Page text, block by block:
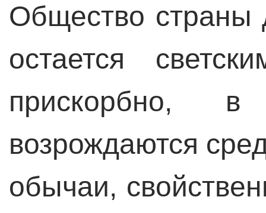
Общество страны
остается
прискорбно,
возрождаются
обычаи,